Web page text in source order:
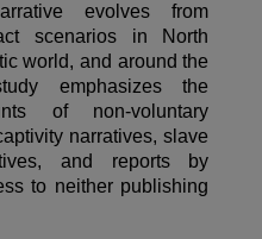
evolves from
scenarios in North
world, and around the
emphasizes the
of non-voluntary
narratives, slave
and reports by
to neither publishing